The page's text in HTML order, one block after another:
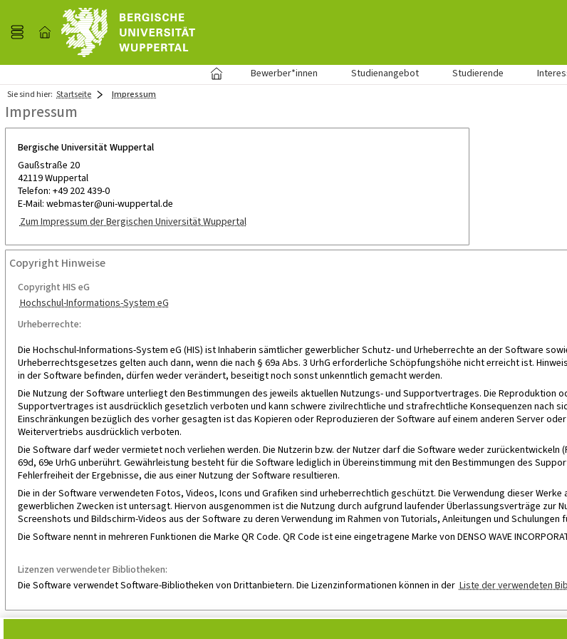
Bewerber*innen Studienangebot Studierende
Sie sind hier: Startseite Impressum
Impressum
Bergische Universität Wuppertal
Gaußstraße 20
42119 Wuppertal
Telefon: +49 202 439-0
E-Mail: webmaster@uni-wuppertal.de
Zum Impressum der Bergischen Universität Wuppertal
Copyright Hinweise
Copyright HIS eG
Hochschul-Informations-System eG
Urheberrechte:
Die Hochschul-Informations-System eG (HIS) ist Inhaberin sämtlicher gewerblicher Schutz- und Urheberrechte an der Software
Urheberrechtsgesetzes gelten auch dann, wenn die nach § 69a Abs. 3 UrhG erforderliche Schöpfungshöhe nicht erreicht ist.
in der Software befinden, dürfen weder verändert, beseitigt noch sonst unkenntlich gemacht werden.
Die Nutzung der Software unterliegt den Bestimmungen des jeweils aktuellen Nutzungs- und Supportvertrages. Die
Supportvertrages ist ausdrücklich gesetzlich verboten und kann schwere zivilrechtliche und strafrechtliche Konsequenzen nach
Einschränkungen bezüglich des vorher gesagten ist das Kopieren oder Reproduzieren der Software auf einem anderen Server
Weitervertriebs ausdrücklich verboten.
Die Software darf weder vermietet noch verliehen werden. Die Nutzerin bzw. der Nutzer darf die Software weder
69d, 69e UrhG unberührt. Gewährleistung besteht für die Software lediglich in Übereinstimmung mit den Bestimmungen des
Fehlerfreiheit der Ergebnisse, die aus einer Nutzung der Software resultieren.
Die in der Software verwendeten Fotos, Videos, Icons und Grafiken sind urheberrechtlich geschützt. Die Verwendung dieser
gewerblichen Zwecken ist untersagt. Hiervon ausgenommen ist die Nutzung durch aufgrund laufender Überlassungsverträge zur
Screenshots und Bildschirm-Videos aus der Software zu deren Verwendung im Rahmen von Tutorials, Anleitungen und
Die Software nennt in mehreren Funktionen die Marke QR Code. QR Code ist eine eingetragene Marke von DENSO WAVE
Lizenzen verwendeter Bibliotheken:
Die Software verwendet Software-Bibliotheken von Drittanbietern. Die Lizenzinformationen können in der Liste der verwendeten